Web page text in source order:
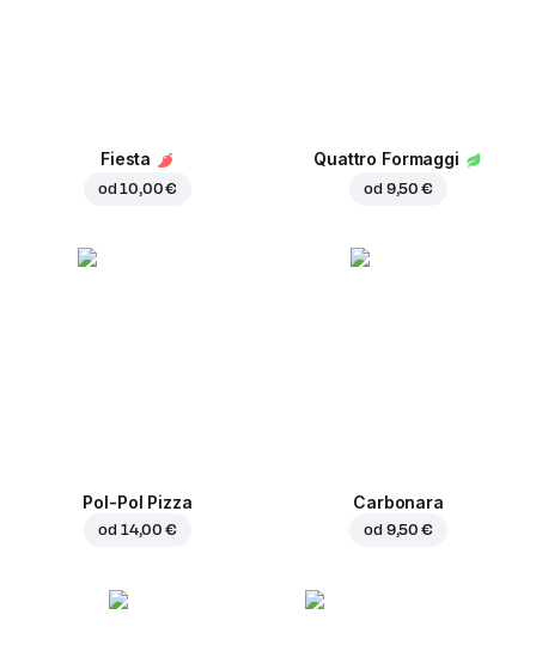
Fiesta
od10,00 €
Quattro Formaggi
od 9,50 €
Pol-Pol Pizza
od 14,00 €
Carbonara
od 9,50 €